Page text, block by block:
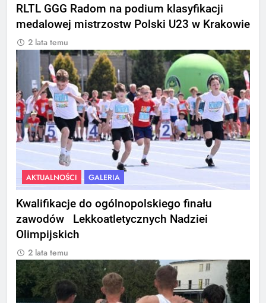
RLTL GGG Radom na podium klasyfikacji
medalowej mistrzostw Polski U23 w Krakowie
2 lata temu
AKTUALNOŚCI GALERIA
Kwalifikacje do ogólnopolskiego finału
zawodów Lekkoatletycznych Nadziei
Olimpijskich
2 lata temu